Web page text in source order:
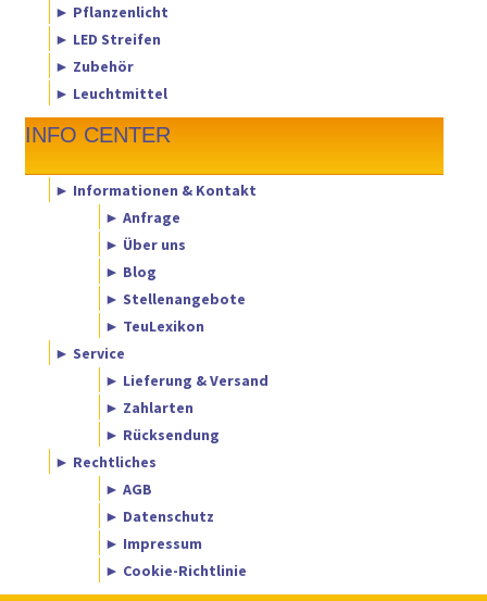
► Pflanzenlicht
► LED Streifen
► Zubehör
► Leuchtmittel
INFO CENTER
► Informationen & Kontakt
► Anfrage
► Über uns
► Blog
► Stellenangebote
► TeuLexikon
► Service
► Lieferung & Versand
► Zahlarten
► Rücksendung
► Rechtliches
► AGB
► Datenschutz
► Impressum
► Cookie-Richtlinie